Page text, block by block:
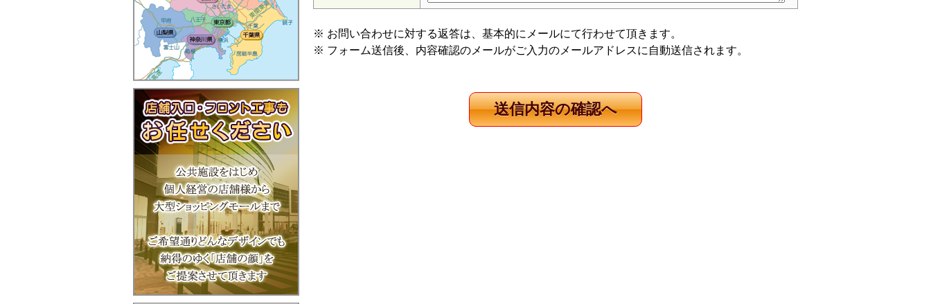
※ お問い合わせに対する返答は、基本的にメールにて行わせて頂きます。
※ フォーム送信後、内容確認のメールがご入力のメールアドレスに自動送信されます。